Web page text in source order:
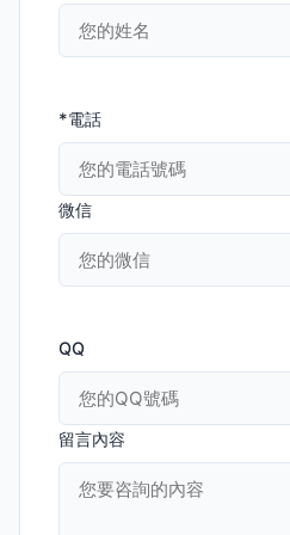
*電話
微信
QQ
留言內容